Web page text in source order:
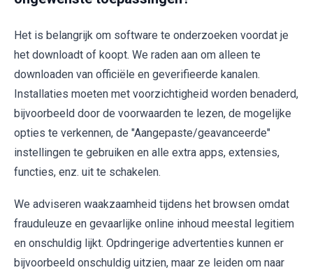
Het is belangrijk om software te onderzoeken voordat je
het downloadt of koopt. We raden aan om alleen te
downloaden van officiële en geverifieerde kanalen.
Installaties moeten met voorzichtigheid worden benaderd,
bijvoorbeeld door de voorwaarden te lezen, de mogelijke
opties te verkennen, de "Aangepaste/geavanceerde"
instellingen te gebruiken en alle extra apps, extensies,
functies, enz. uit te schakelen.
We adviseren waakzaamheid tijdens het browsen omdat
frauduleuze en gevaarlijke online inhoud meestal legitiem
en onschuldig lijkt. Opdringerige advertenties kunnen er
bijvoorbeeld onschuldig uitzien, maar ze leiden om naar